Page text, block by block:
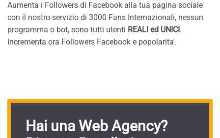
Aumenta i Followers di Facebook alla tua pagina sociale
con il nostro servizio di 3000 Fans Internazionali, nessun
programma o bot, sono tutti utenti REALI ed UNICI.
Incrementa ora Followers Facebook e popolarita'.
Hai una Web Agency?